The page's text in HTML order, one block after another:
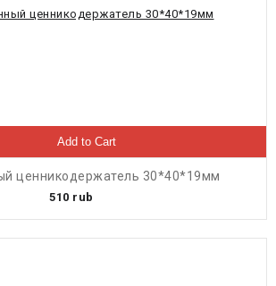
Add to Cart
ценникодержатель 30*40*19мм
510 rub